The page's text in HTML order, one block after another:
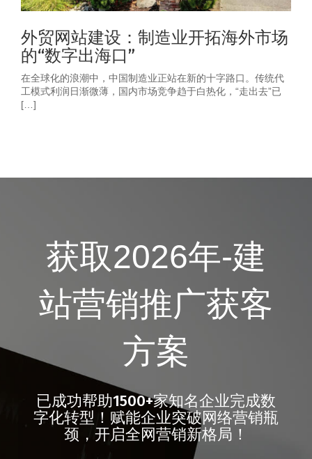
外贸网站建设：制造业开拓海外市场
的“数字出海口”
在全球化的浪潮中，中国制造业正站在新的十字路口。传统代
工模式利润日渐微薄，国内市场竞争趋于白热化，“走出去”已
[…]
获取2026年-建
站营销推广获客
方案
已成功帮助1500+家知名企业完成数
字化转型！赋能企业突破网络营销瓶
颈，开启全网营销新格局！